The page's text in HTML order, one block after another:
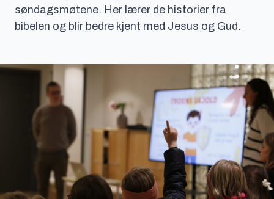
søndagsmøtene. Her lærer de historier fra
bibelen og blir bedre kjent med Jesus og Gud.